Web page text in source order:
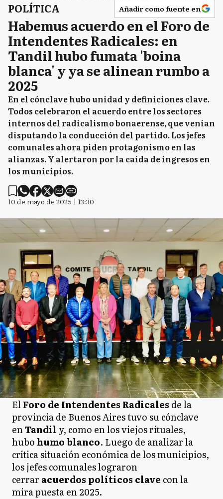
POLÍTICA Añadir como fuente en
Habemus acuerdo en el Foro de
Intendentes Radicales: en
Tandil hubo fumata 'boina
blanca' y ya se alinean rumbo a
2025
En el cónclave hubo unidad y definiciones clave.
Todos celebraron el acuerdo entre los sectores
internos del radicalismo bonaerense, que venían
disputando la conducción del partido. Los jefes
comunales ahora piden protagonismo en las
alianzas. Y alertaron por la caída de ingresos en
los municipios.
10 de mayo de 2025 | 13:30
ElForo de Intendentes Radicalesde la
provincia de Buenos Aires tuvo su cónclave
enTandil y, como en los viejos rituales,
hubohumo blanco. Luego de analizar la
crítica situación económica de los municipios,
los jefes comunales lograron
cerrar acuerdos políticos clave con la
mira puesta en 2025.